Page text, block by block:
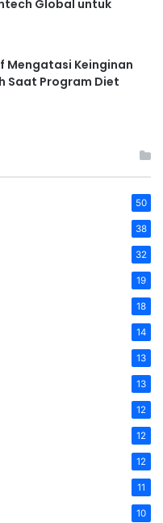
Global untuk
Mengatasi Keinginan
Saat Program Diet
50
38
32
19
18
14
13
13
12
12
12
11
10